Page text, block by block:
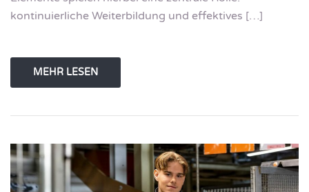
kontinuierliche Weiterbildung und effektives […]
MEHR LESEN